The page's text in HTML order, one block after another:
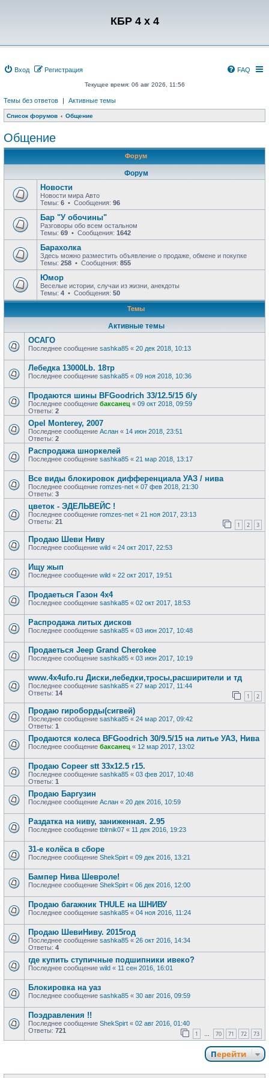
КБР 4 x 4
Вход Регистрация FAQ
Текущее время: 06 авг 2026, 11:56
Темы без ответов | Активные темы
Список форумов Общение
Общение
Форум
Форум
Новости
Новости мира Авто
Темы: 6 • Сообщения: 96
Бар "У обочины"
Разговоры обо всем остальном
Темы: 69 • Сообщения: 1642
Барахолка
Здесь можно разместить объявление о продаже, обмене и покупке
Темы: 258 • Сообщения: 855
Юмор
Веселые истории, случаи из жизни, анекдоты
Темы: 4 • Сообщения: 50
Темы
Активные темы
ОСАГО
Последнее сообщение sashka85 « 20 дек 2018, 10:13
Лебедка 13000Lb. 18тр
Последнее сообщение sashka85 « 09 ноя 2018, 10:36
Продаются шины BFGoodrich 33/12.5/15 б/у
Последнее сообщение баксанец « 09 окт 2018, 09:59
Ответы: 2
Opel Monterey, 2007
Последнее сообщение Аслан « 14 июн 2018, 23:51
Ответы: 2
Распродажа шноркелей
Последнее сообщение sashka85 « 21 мар 2018, 13:17
Все виды блокировок дифференциала УАЗ / нива
Последнее сообщение romzes-net « 07 фев 2018, 21:30
Ответы: 3
цветок - ЭДЕЛЬВЕЙС !
Последнее сообщение romzes-net « 21 ноя 2017, 23:13
Ответы: 21 1 2 3
Продаю Шеви Ниву
Последнее сообщение wild « 24 окт 2017, 22:53
Ищу жып
Последнее сообщение wild « 22 окт 2017, 19:51
Продаеться Газон 4х4
Последнее сообщение sashka85 « 02 окт 2017, 18:53
Распродажа литых дисков
Последнее сообщение sashka85 « 03 июн 2017, 10:48
Продаеться Jeep Grand Cherokee
Последнее сообщение sashka85 « 03 июн 2017, 10:19
www.4x4ufo.ru Диски,лебедки,тросы,расширители и тд
Последнее сообщение sashka85 « 27 мар 2017, 11:44
Ответы: 14 1 2
Продаю гироборды(сигвей)
Последнее сообщение sashka85 « 24 мар 2017, 09:42
Ответы: 1
Продаются колеса BFGoodrich 30/9.5/15 на литье УАЗ, Нива
Последнее сообщение баксанец « 12 мар 2017, 13:02
Продаю Copeer stt 33х12.5 r15.
Последнее сообщение sashka85 « 03 фев 2017, 10:48
Ответы: 1
Продаю Баргузин
Последнее сообщение Аслан « 20 дек 2016, 10:59
Раздатка на ниву, заниженная. 2.95
Последнее сообщение tblrnik07 « 11 дек 2016, 19:23
31-е колёса в сборе
Последнее сообщение ShekSpirt « 09 дек 2016, 13:21
Бампер Нива Шевроле!
Последнее сообщение ShekSpirt « 06 дек 2016, 12:00
Продаю багажник THULE на ШНИВУ
Последнее сообщение sashka85 « 04 ноя 2016, 11:24
Продаю ШевиНиву. 2015год
Последнее сообщение sashka85 « 26 окт 2016, 14:34
Ответы: 4
где купить ступичные подшипники ивеко?
Последнее сообщение wild « 11 сен 2016, 16:01
Блокировка на уаз
Последнее сообщение sashka85 « 30 авг 2016, 09:59
Поэдравления !!
Последнее сообщение ShekSpirt « 02 авг 2016, 01:40
Ответы: 721 1 … 70 71 72 73
Перейти